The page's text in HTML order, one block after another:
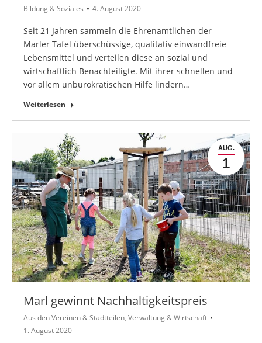
Bildung & Soziales 4. August 2020
Seit 21 Jahren sammeln die Ehrenamtlichen der
Marler Tafel überschüssige, qualitativ einwandfreie
Lebensmittel und verteilen diese an sozial und
wirtschaftlich Benachteiligte. Mit ihrer schnellen und
vor allem unbürokratischen Hilfe lindern…
Weiterlesen
AUG.
1
Marl gewinnt Nachhaltigkeitspreis
Aus den Vereinen & Stadtteilen, Verwaltung & Wirtschaft
1. August 2020